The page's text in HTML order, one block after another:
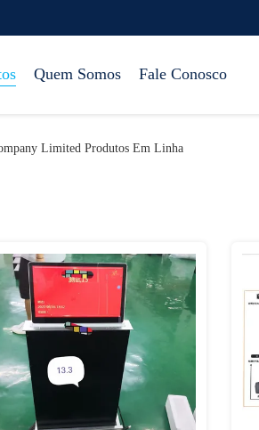
Quem Somos Fale Conosco
Limited Produtos Em Linha